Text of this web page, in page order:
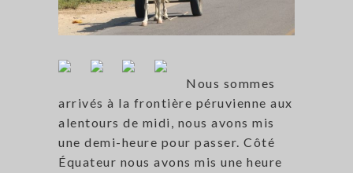
Nous sommes
arrivés à la frontière péruvienne aux
alentours de midi, nous avons mis
une demi-heure pour passer. Côté
Équateur nous avons mis une heure